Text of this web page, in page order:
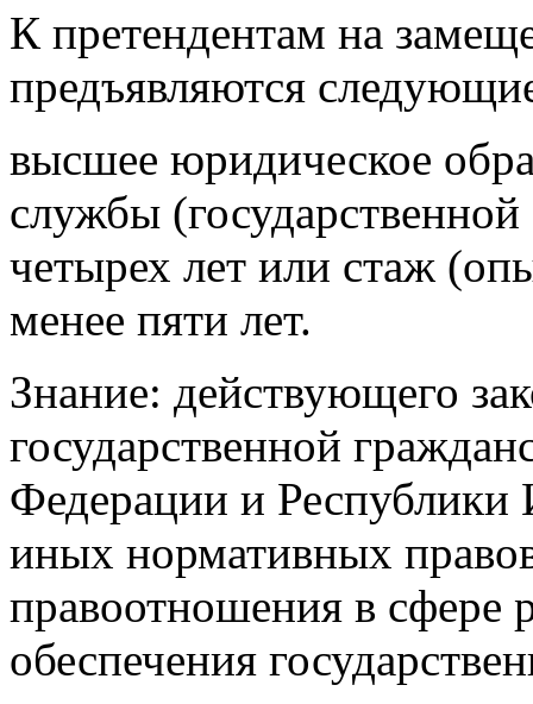
К претендентам на
предъявляются
высшее юридическое
службы
четырех лет или стаж
менее пяти лет.
Знание: действующего
государственной
Федерации и Республики
иных нормативных
правоотношения в сфере
обеспечения